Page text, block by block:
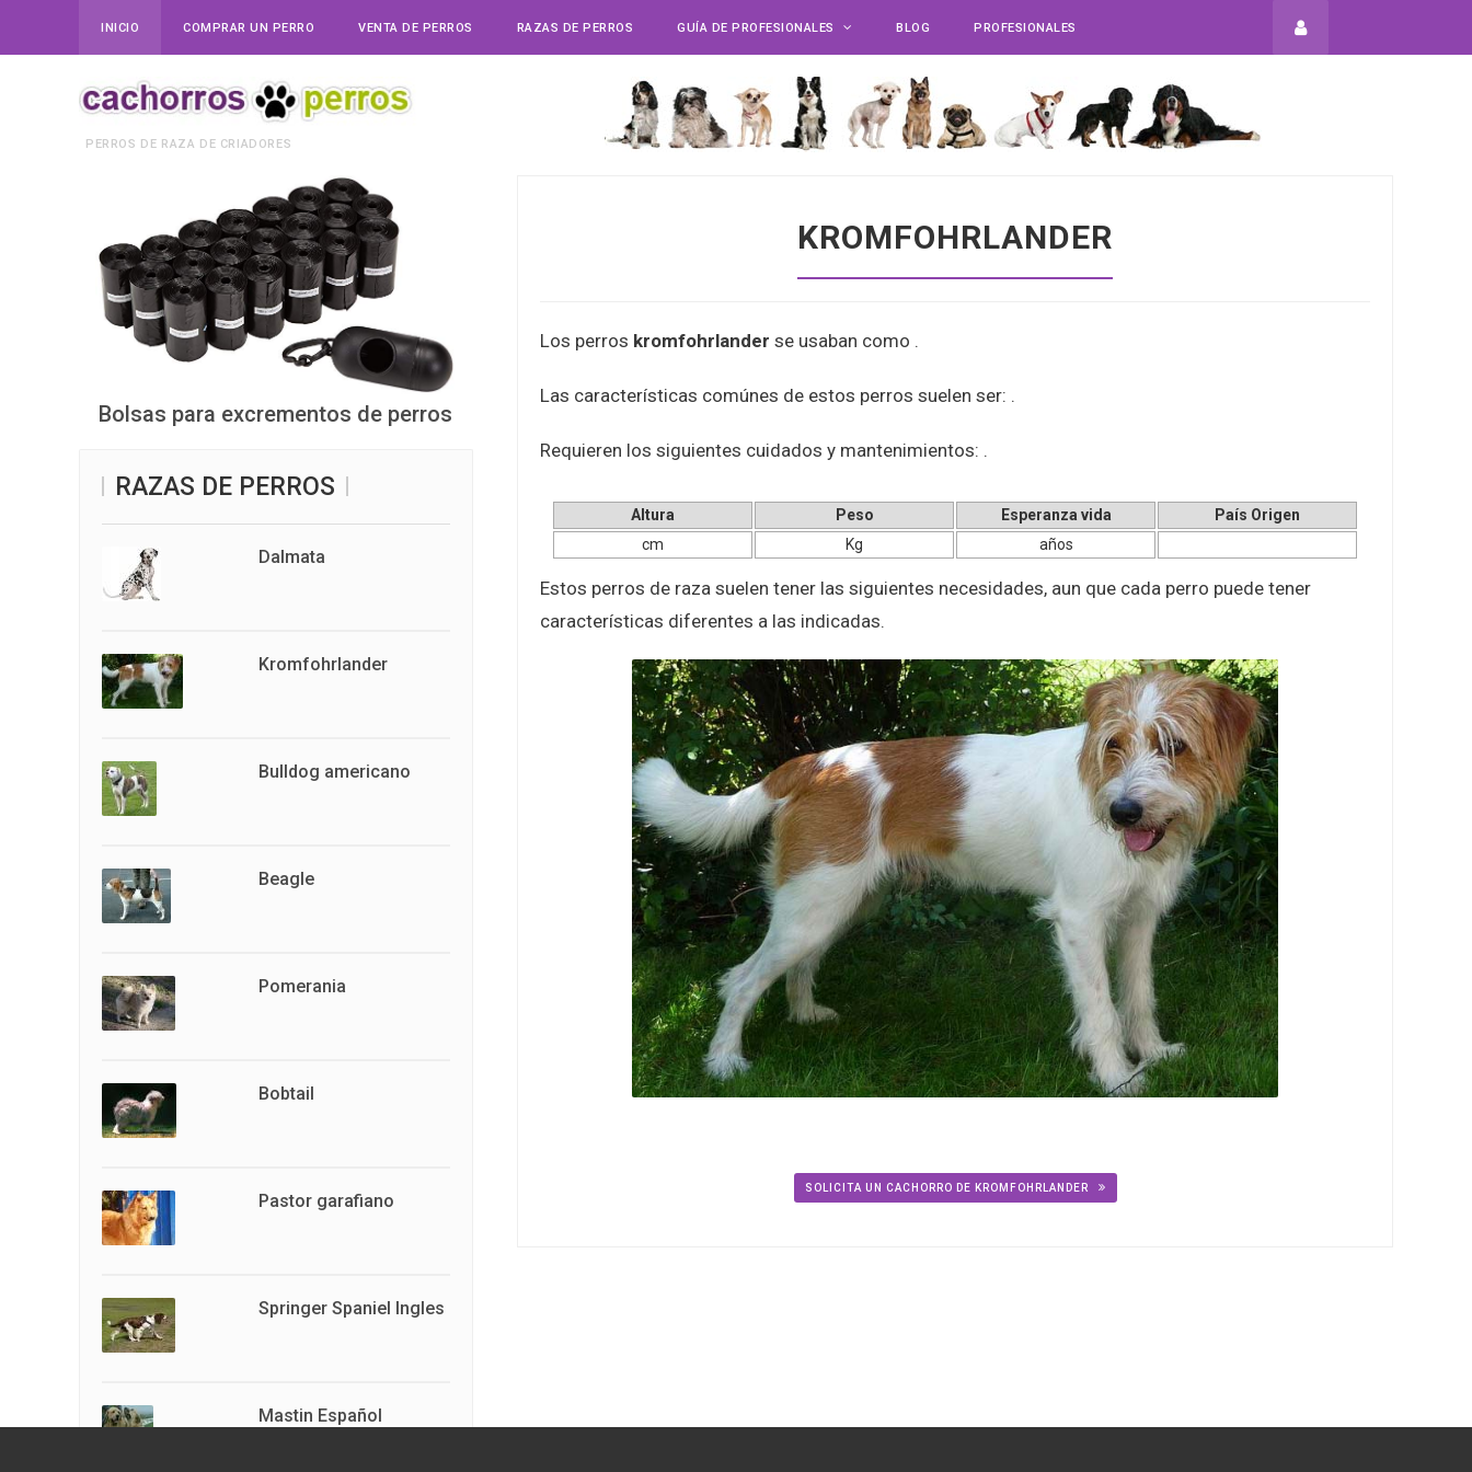
INICIO COMPRAR UN PERRO VENTA DE PERROS RAZAS DE PERROS GUÍA DE PROFESIONALES BLOG PROFESIONALES
PERROS DE RAZA DE CRIADORES
KROMFOHRLANDER
Los perros kromfohrlander se usaban como .
Las características comúnes de estos perros suelen ser: .
Requieren los siguientes cuidados y mantenimientos: .
Altura Peso Esperanza vida
País Origen
cm
Kg años
Estos perros de raza suelen tener las siguientes necesidades, aun que cada perro puede tener
características diferentes a las indicadas.
SOLICITA UN CACHORRO DE KROMFOHRLANDER
Bolsas para excrementos de perros
RAZAS DE PERROS
Dalmata
Kromfohrlander
Bulldog americano
Beagle
Pomerania
Bobtail
Pastor garafiano
Springer Spaniel Ingles
Mastin Español